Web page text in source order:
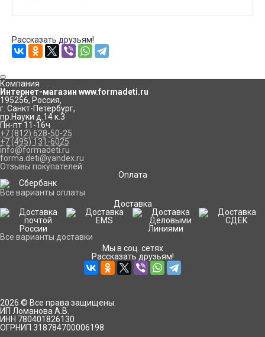
Рассказать друзьям!
Компания
Интернет-магазин www.formadeti.ru
195256, Россия,
г. Санкт-Петербург,
пр.Науки д.14 к.3
Пн-пт 11-16ч
+7 (812) 628-50-25
+7 (495) 131-6025
info@formadeti.ru
forma.deti@yandex.ru
Отзывы покупателей
Оплата
Все варианты оплаты
Доставка
Все варианты доставки
Мы в соц. сетях
Рассказать друзьям!
2026 © Все права защищены.
ИП Ломанова А.В.
ИНН 780401826130
ОГРНИП 318784700006198